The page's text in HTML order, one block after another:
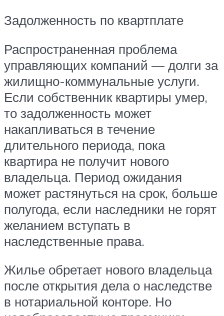
Задолженность по квартплате
Распространенная проблема
управляющих компаний — долги за
жилищно-коммунальные услуги.
Если собственник квартиры умер,
то задолженность может
накапливаться в течение
длительного периода, пока
квартира не получит нового
владельца. Период ожидания
может растянуться на срок, больше
полугода, если наследники не горят
желанием вступать в
наследственные права.
Жилье обретает нового владельца
после открытия дела о наследстве
в нотариальной конторе. Но